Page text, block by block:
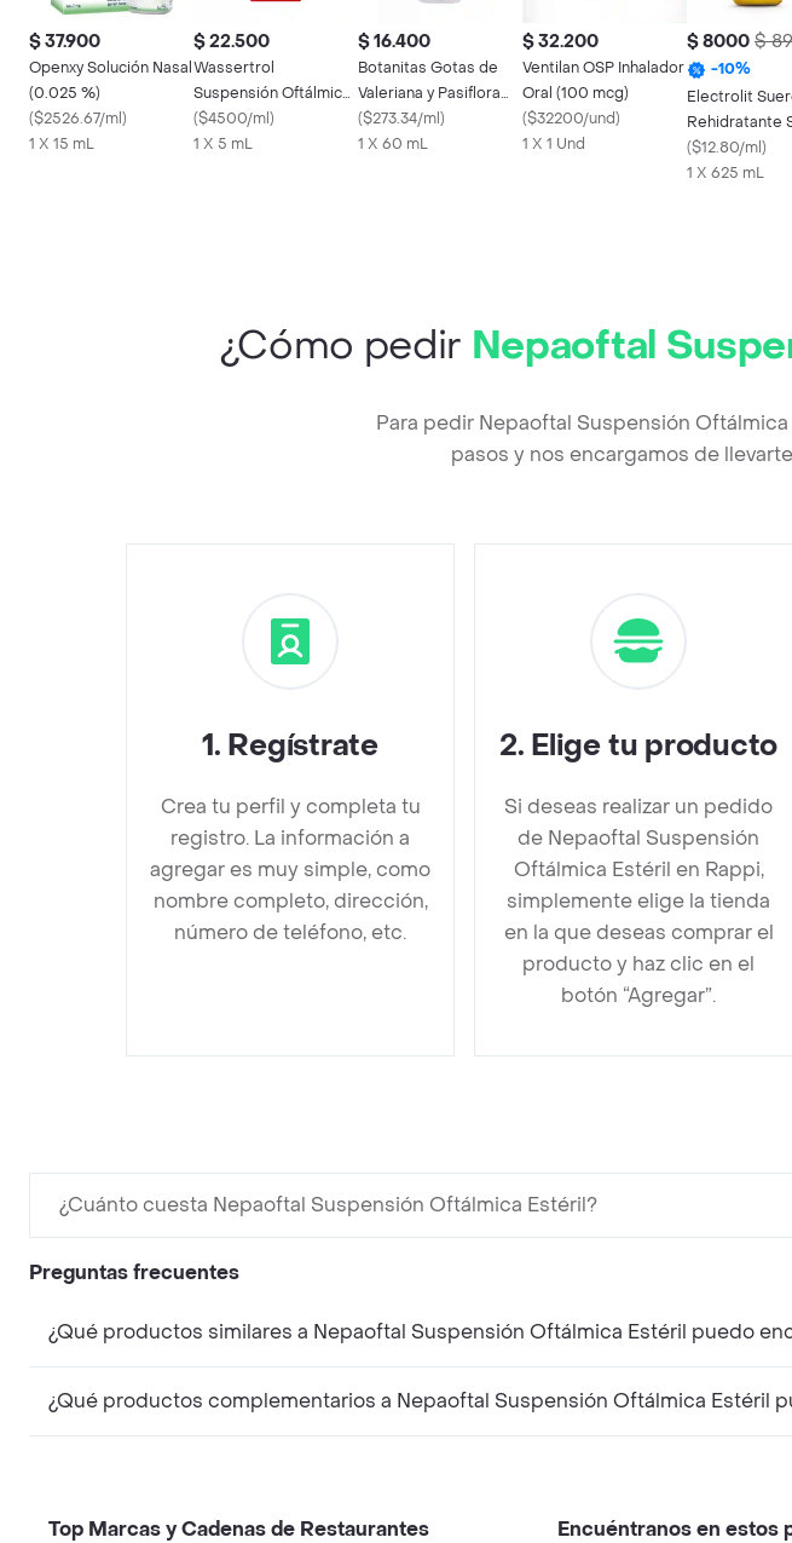
$ 37.900
Openxy Solución Nasal
(0.025 %)
($2526.67/ml)
1 X 15 mL
$ 22.500
Wassertrol
Suspensión Oftálmica
(1 mg/3.5 mg/6000 UI)
($4500/ml)
1 X 5 mL
$ 16.400
Botanitas Gotas de
Valeriana y Pasiflora
Sedante
($273.34/ml)
1 X 60 mL
$ 32.200
Ventilan OSP Inhalador
Oral (100 mcg)
($32200/und)
1 X 1 Und
$ 8000 $
-10%
Electrolit
Rehidratante
Maracuyá
($12.80/ml)
1 X 625 mL
¿Cómo pedir Nepaoftal
Para pedir Nepaoftal Suspensión
pasos y nos encargamos de
1. Regístrate
Crea tu perfil y completa tu
registro. La información a
agregar es muy simple, como
nombre completo, dirección,
número de teléfono, etc.
2. Elige tu producto
Si deseas realizar un pedido
de Nepaoftal Suspensión
Oftálmica Estéril en Rappi,
simplemente elige la tienda
en la que deseas comprar el
producto y haz clic en el
botón “Agregar”.
¿Cuánto cuesta Nepaoftal Suspensión Oftálmica Estéril?
Preguntas frecuentes
¿Qué productos similares a Nepaoftal Suspensión Oftálmica Estéril puedo
¿Qué productos complementarios a Nepaoftal Suspensión Oftálmica Estéril
Top Marcas y Cadenas de Restaurantes Encuéntranos en estos